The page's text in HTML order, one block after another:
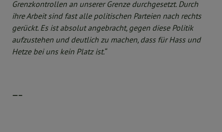
Grenzkontrollen an unserer Grenze durchgesetzt. Durch
ihre Arbeit sind fast alle politischen Parteien nach rechts
gerückt. Es ist absolut angebracht, gegen diese Politik
aufzustehen und deutlich zu machen, dass für Hass und
Hetze bei uns kein Platz ist.“
—–